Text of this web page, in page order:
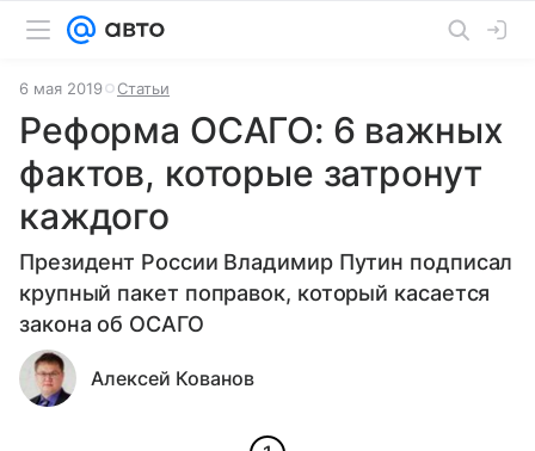
6 мая 2019 Статьи
Реформа ОСАГО: 6 важных
фактов, которые затронут
каждого
Президент России Владимир Путин подписал
крупный пакет поправок, который касается
закона об ОСАГО
Алексей Кованов